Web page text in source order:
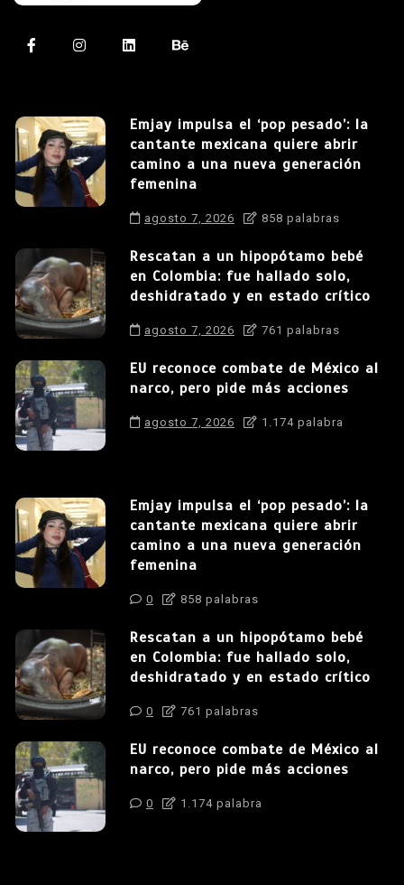
Emjay impulsa el ‘pop pesado’: la
cantante mexicana quiere abrir
camino a una nueva generación
femenina
agosto 7, 2026 858 palabras
Rescatan a un hipopótamo bebé
en Colombia: fue hallado solo,
deshidratado y en estado crítico
agosto 7, 2026 761 palabras
EU reconoce combate de México al
narco, pero pide más acciones
agosto 7, 2026 1.174 palabra
Emjay impulsa el ‘pop pesado’: la
cantante mexicana quiere abrir
camino a una nueva generación
femenina
0 858 palabras
Rescatan a un hipopótamo bebé
en Colombia: fue hallado solo,
deshidratado y en estado crítico
0 761 palabras
EU reconoce combate de México al
narco, pero pide más acciones
0 1.174 palabra